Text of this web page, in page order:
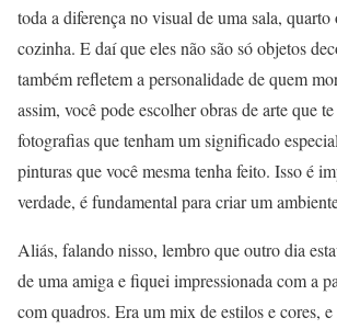
toda a diferença no visual de uma sala, quarto
cozinha. E daí que eles não são só objetos
também refletem a personalidade de quem
assim, você pode escolher obras de arte que
fotografias que tenham um significado
pinturas que você mesma tenha feito. Isso é
verdade, é fundamental para criar um
Aliás, falando nisso, lembro que outro dia
de uma amiga e fiquei impressionada com a
com quadros. Era um mix de estilos e cores,